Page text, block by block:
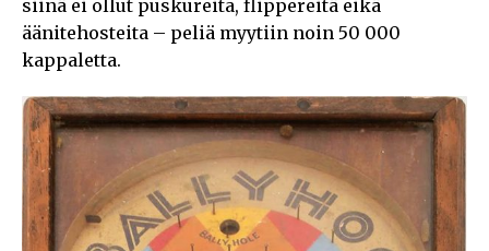
siinä ei ollut puskureita, flippereitä eikä
äänitehosteita – peliä myytiin noin 50 000
kappaletta.